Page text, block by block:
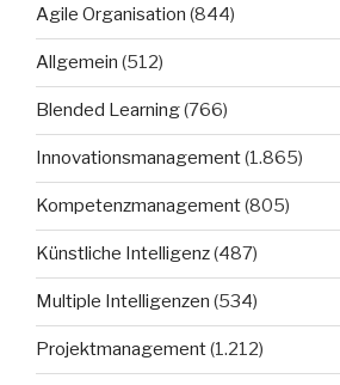
Agile Organisation (844)
Allgemein (512)
Blended Learning(766)
Innovationsmanagement(1.865)
Kompetenzmanagement(805)
Künstliche Intelligenz(487)
Multiple Intelligenzen (534)
Projektmanagement(1.212)